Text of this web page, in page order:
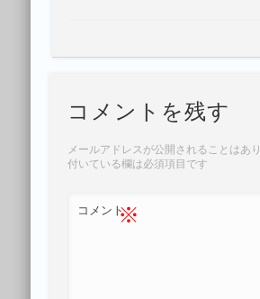
コメントを残す
メールアドレスが公開されることはあり
付いている欄は必須項目です
コメント※